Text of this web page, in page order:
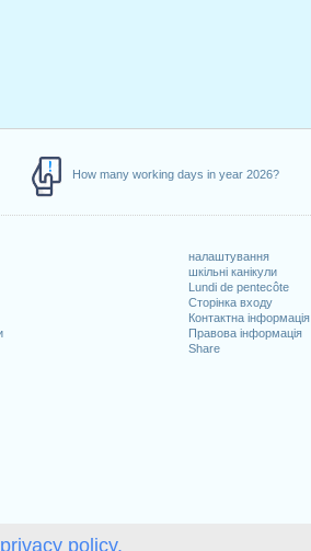
privacy policy.
How many working days in year 2026?
налаштування
шкільні канікули
Lundi de pentecôte
Сторінка входу
Контактна інформація
Правова інформація
Share